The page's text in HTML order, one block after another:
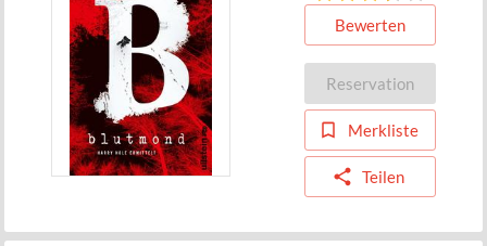
Bewerten
Reservation
Merkliste
Teilen